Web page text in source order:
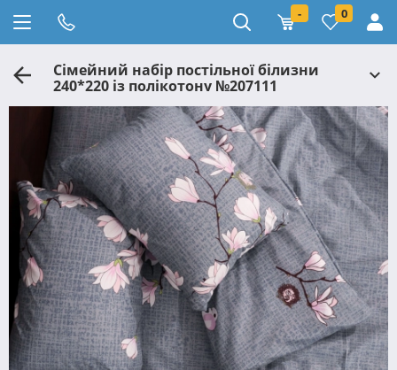
- 0
Сімейний набір постільної білизни
240*220 із полікотону №207111
Черешенька™